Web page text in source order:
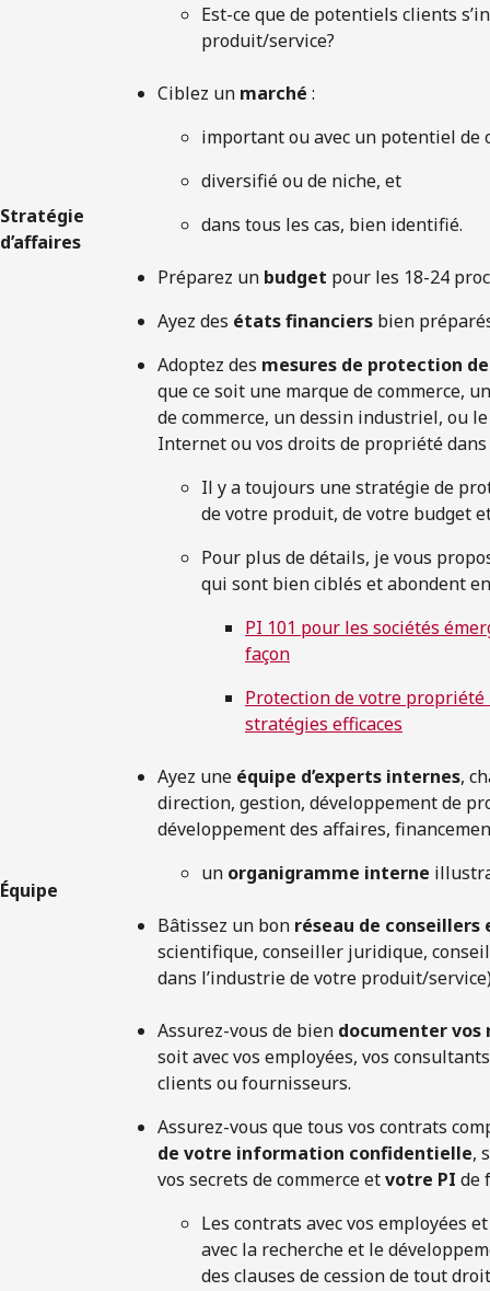
Stratégie
d’affaires
Est-ce que de potentiels clients
produit/service?
Ciblez un marché :
important ou avec un potentiel de
diversifié ou de niche, et
dans tous les cas, bien identifié.
Préparez un budget pour les 18-24
Ayez des états financiers bien
Adoptez des mesures de protection
que ce soit une marque de commerce,
de commerce, un dessin industriel, ou
Internet ou vos droits de propriété
Il y a toujours une stratégie de
de votre produit, de votre budget
Pour plus de détails, je vous
qui sont bien ciblés et abondent
PI 101 pour les sociétés
façon
Protection de votre
stratégies efficaces
Équipe
Ayez une équipe d’experts internes,
direction, gestion, développement de
développement des affaires,
un organigramme interne
Bâtissez un bon réseau de
scientifique, conseiller juridique,
dans l’industrie de votre produit/
Assurez-vous de bien documenter
soit avec vos employées, vos
clients ou fournisseurs.
Assurez-vous que tous vos contrats
de votre information confidentielle,
vos secrets de commerce etvotre PI de
Les contrats avec vos employées
avec la recherche et le
des clauses de cession de tout